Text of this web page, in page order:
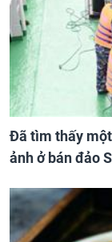
Đã tìm thấy
ảnh ở bán đảo